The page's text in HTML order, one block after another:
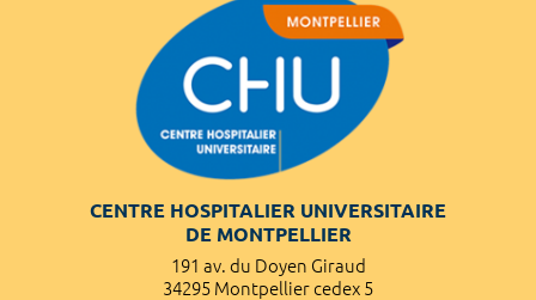
CENTRE HOSPITALIER UNIVERSITAIRE
DE MONTPELLIER
191 av. du Doyen Giraud
34295 Montpellier cedex 5